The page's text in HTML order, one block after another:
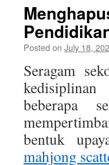
Posted on July 18,
Seragam
beberapa
bentuk
mahjong